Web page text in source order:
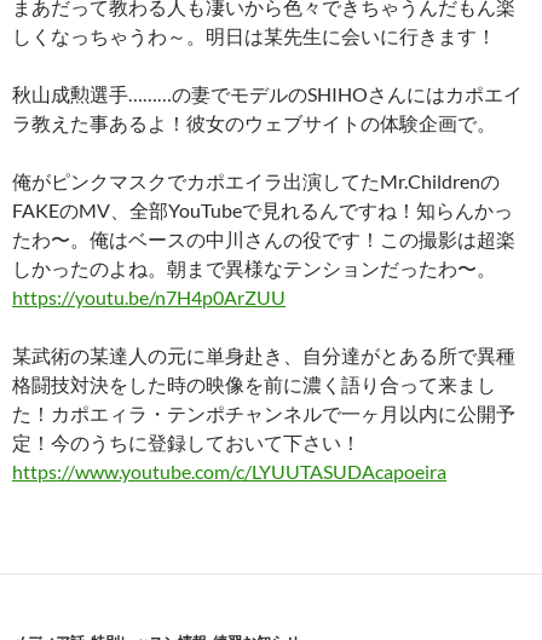
まあだって教わる人も凄いから色々できちゃうんだもん楽
しくなっちゃうわ～。明日は某先生に会いに行きます！
秋山成勲選手………の妻でモデルのSHIHOさんにはカポエイ
ラ教えた事あるよ！彼女のウェブサイトの体験企画で。
俺がピンクマスクでカポエイラ出演してたMr.Childrenの
FAKEのMV、全部YouTubeで見れるんですね！知らんかっ
たわ〜。俺はベースの中川さんの役です！この撮影は超楽
しかったのよね。朝まで異様なテンションだったわ〜。
https://youtu.be/n7H4p0ArZUU
某武術の某達人の元に単身赴き、自分達がとある所で異種
格闘技対決をした時の映像を前に濃く語り合って来まし
た！カポエィラ・テンポチャンネルで一ヶ月以内に公開予
定！今のうちに登録しておいて下さい！
https://www.youtube.com/c/LYUUTASUDAcapoeira